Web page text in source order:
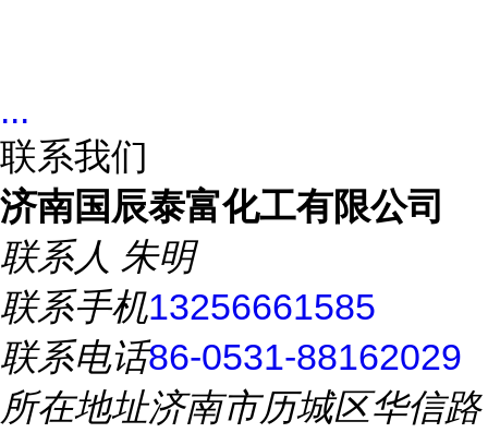
...
联系我们
济南国辰泰富化工有限公司
联系人 朱明
联系手机13256661585
联系电话86-0531-88162029
所在地址济南市历城区华信路